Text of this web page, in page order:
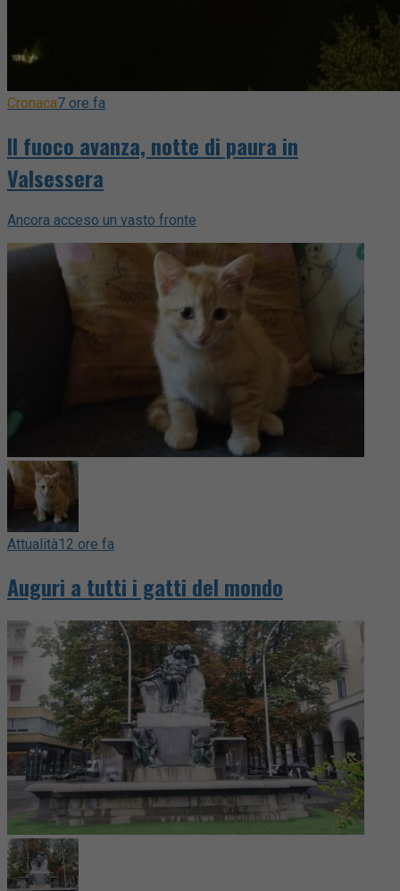
Cronaca7 ore fa
Il fuoco avanza, notte di paura in
Valsessera
Ancora acceso un vasto fronte
Attualità12 ore fa
Auguri a tutti i gatti del mondo